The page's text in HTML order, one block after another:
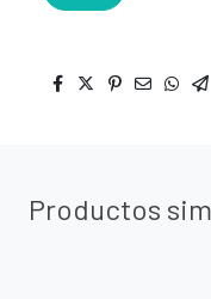
Productos